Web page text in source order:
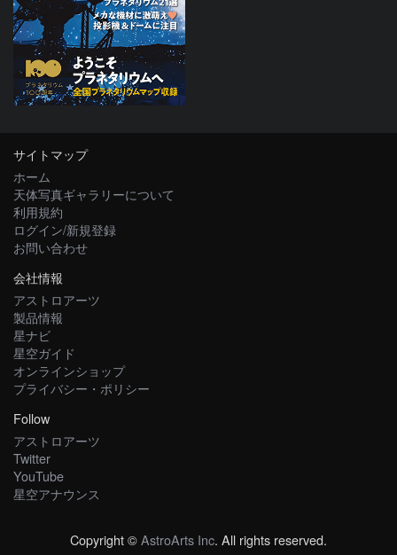
サイトマップ
ホーム
天体写真ギャラリーについて
利用規約
ログイン/新規登録
お問い合わせ
会社情報
アストロアーツ
製品情報
星ナビ
星空ガイド
オンラインショップ
プライバシー・ポリシー
Follow
アストロアーツ
Twitter
YouTube
星空アナウンス
Copyright ©AstroArts Inc. All rights reserved.